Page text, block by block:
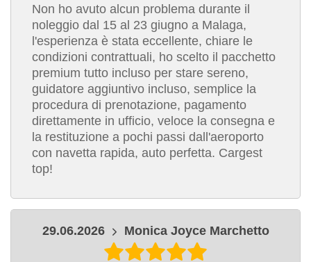
Non ho avuto alcun problema durante il
noleggio dal 15 al 23 giugno a Malaga,
l'esperienza è stata eccellente, chiare le
condizioni contrattuali, ho scelto il pacchetto
premium tutto incluso per stare sereno,
guidatore aggiuntivo incluso, semplice la
procedura di prenotazione, pagamento
direttamente in ufficio, veloce la consegna e
la restituzione a pochi passi dall'aeroporto
con navetta rapida, auto perfetta. Cargest
top!
29.06.2026 Monica Joyce Marchetto